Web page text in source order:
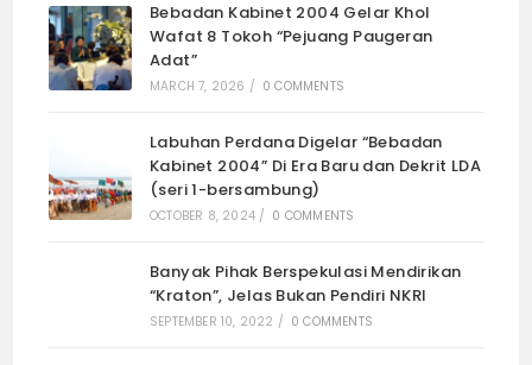
Bebadan Kabinet 2004 Gelar Khol
Wafat 8 Tokoh “Pejuang Paugeran
Adat”
MARCH 7, 2026 / 0 COMMENTS
Labuhan Perdana Digelar “Bebadan
Kabinet 2004” Di Era Baru dan Dekrit LDA
(seri 1-bersambung)
OCTOBER 8, 2024 / 0 COMMENTS
Banyak Pihak Berspekulasi Mendirikan
“Kraton”, Jelas Bukan Pendiri NKRI
SEPTEMBER 10, 2022 / 0 COMMENTS